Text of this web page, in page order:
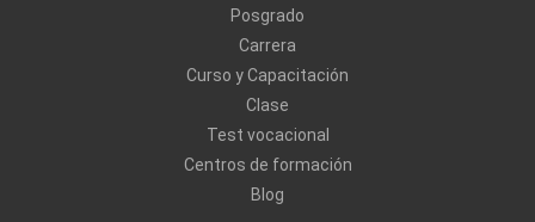
Posgrado
Carrera
Curso y Capacitación
Clase
Test vocacional
Centros de formación
Blog